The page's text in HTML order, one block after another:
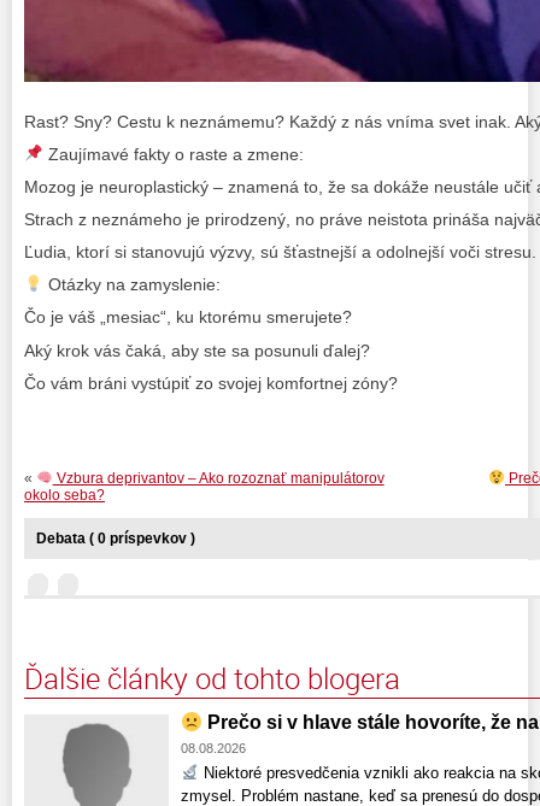
Rast? Sny? Cestu k neznámemu? Každý z nás vníma svet inak.
Zaujímavé fakty o raste a zmene:
Mozog je neuroplastický – znamená to, že sa dokáže neustále učiť
Strach z neznámeho je prirodzený, no práve neistota prináša
Ľudia, ktorí si stanovujú výzvy, sú šťastnejší a odolnejší voči stresu.
Otázky na zamyslenie:
Čo je váš „mesiac“, ku ktorému smerujete?
Aký krok vás čaká, aby ste sa posunuli ďalej?
Čo vám bráni vystúpiť zo svojej komfortnej zóny?
«
Vzbura deprivantov – Ako rozoznať manipulátorov
okolo seba?
Debata ( 0 príspevkov )
Ďalšie články od tohto blogera
Prečo si v hlave stále hovoríte, že
08.08.2026
Niektoré presvedčenia vznikli ako reakcia na
zmysel. Problém nastane, keď sa prenesú do